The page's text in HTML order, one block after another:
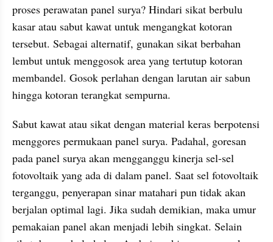
proses perawatan panel surya? Hindari sikat berbulu
kasar atau sabut kawat untuk mengangkat kotoran
tersebut. Sebagai alternatif, gunakan sikat berbahan
lembut untuk menggosok area yang tertutup kotoran
membandel. Gosok perlahan dengan larutan air sabun
hingga kotoran terangkat sempurna.
Sabut kawat atau sikat dengan material keras berpotensi
menggores permukaan panel surya. Padahal, goresan
pada panel surya akan mengganggu kinerja sel-sel
fotovoltaik yang ada di dalam panel. Saat sel fotovoltaik
terganggu, penyerapan sinar matahari pun tidak akan
berjalan optimal lagi. Jika sudah demikian, maka umur
pemakaian panel akan menjadi lebih singkat. Selain